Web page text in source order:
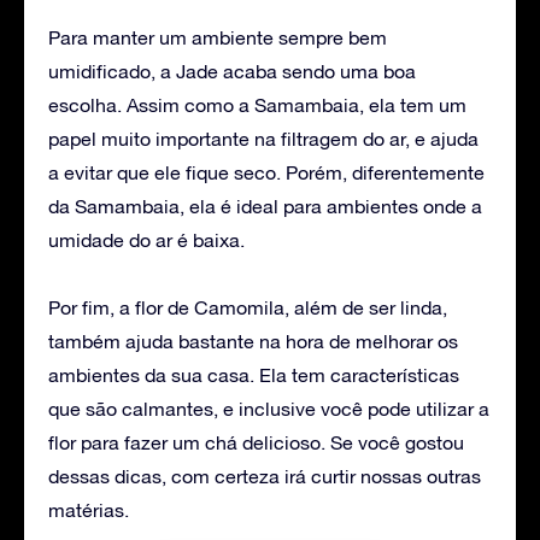
Para manter um ambiente sempre bem
umidificado, a Jade acaba sendo uma boa
escolha. Assim como a Samambaia, ela tem um
papel muito importante na filtragem do ar, e ajuda
a evitar que ele fique seco. Porém, diferentemente
da Samambaia, ela é ideal para ambientes onde a
umidade do ar é baixa.
Por fim, a flor de Camomila, além de ser linda,
também ajuda bastante na hora de melhorar os
ambientes da sua casa. Ela tem características
que são calmantes, e inclusive você pode utilizar a
flor para fazer um chá delicioso. Se você gostou
dessas dicas, com certeza irá curtir nossas outras
matérias.